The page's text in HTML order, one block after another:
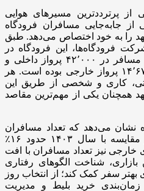
از پرترددترین مسیرهای هوایی
جابه‌جایی مسافران فرودگاه
را به خود اختصاص می‌دهد. طبق
فرودگاه‌ها، این فرودگاه در
سال ۱۴۰۴ میزبان ۵٬۴۵۰٬۲۰۱ مسافر در ۴۲٬۰۰۰ پرواز داخلی و
حدود ۱٬۹۱۵٬۴۵۴ مسافر در ۱۴٬۶۷۵ پرواز خارجی بوده است. هر
کاری و شخصی از طریق این
همچنان یکی از مهم‌ترین مقاصد
نشان می‌دهد که تعداد مسافران
داخلی فرودگاه هاشمی‌نژاد در مقایسه با سال ۱۴۰۳ حدود ۱۶٪
نیز تعداد مسافران با افت
شناخت الگوهای رفتاری
بهتر سفر کمک کند؛ از انتخاب روز
خرید بلیط و مدیریت